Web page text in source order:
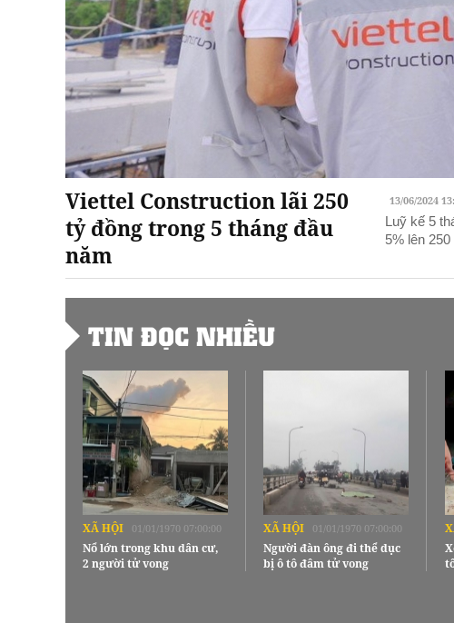
Viettel Construction lãi 250
tỷ đồng trong 5 tháng đầu
năm
13/06/2024
Luỹ kế 5
5% lên
TIN ĐỌC NHIỀU
XÃ HỘI 01/01/1970 07:00:00
Nổ lớn trong khu dân cư,
2 người tử vong
XÃ HỘI 01/01/1970 07:00:00
Người đàn ông đi thể dục
bị ô tô đâm tử vong